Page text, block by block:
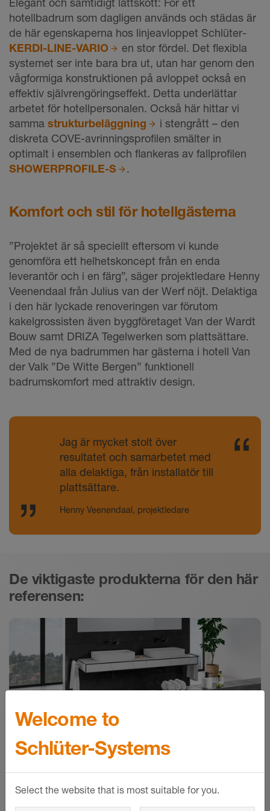
hotellbadrum som dagligen används och städas är
de här egenskaperna hos linjeavloppet Schlüter-
KERDI-LINE-VARIO
en stor fördel. Det flexibla
systemet ser inte bara bra ut, utan har genom den
vågformiga konstruktionen på avloppet också en
effektiv självrengöringseffekt. Detta underlättar
arbetet för hotellpersonalen. Också här hittar vi
samma strukturbeläggning
i stengrått – den
diskreta COVE-avrinningsprofilen smälter in
optimalt i ensemblen och flankeras av fallprofilen
SHOWERPROFILE-S
.
Komfort och stil för hotellgästerna
”Projektet är så speciellt eftersom vi kunde
genomföra ett helhetskoncept från en enda
leverantör och i en färg”, säger projektledare Henny
Veenendaal från Julius van der Werf nöjt. Delaktiga
i den här lyckade renoveringen var förutom
kakelgrossisten även byggföretaget Van der Wardt
Bouw samt DRIZA Tegelwerken som plattsättare.
Med de nya badrummen har gästerna i hotell Van
der Valk ”De Witte Bergen” funktionell
badrumskomfort med attraktiv design.
Jag är mycket stolt över
resultatet och samarbetet med
alla delaktiga, från installatör till
plattsättare.
Henny Veenendaal, projektledare
De viktigaste produkterna för den här
referensen:
Schlüter-JOLLY
Welcome to
Schlüter-Systems
Select the website that is most suitable for you.